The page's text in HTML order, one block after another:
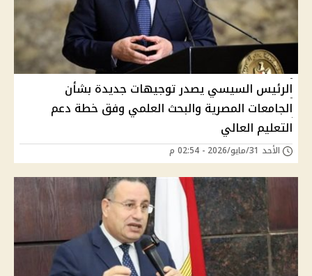
الرئيس السيسي يصدر توجيهات جديدة بشأن
الجامعات المصرية والبحث العلمي وفق خطة دعم
التعليم العالي
الأحد 31/مايو/2026 - 02:54 م